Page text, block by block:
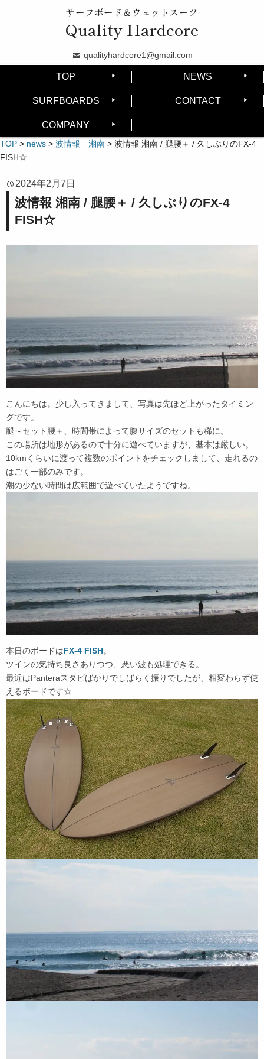
サーフボード＆ウェットスーツ
Quality Hardcore
qualityhardcore1@gmail.com
TOP NEWS
SURFBOARDS CONTACT
COMPANY
TOP > news > 波情報 湘南 > 波情報 湘南 / 腿腰＋ / 久しぶりのFX-4
FISH☆
2024年2月7日
波情報 湘南 / 腿腰＋ / 久しぶりのFX-4
FISH☆
こんにちは。少し入ってきまして、写真は先ほど上がったタイミン
グです。
腿～セット腰＋、時間帯によって腹サイズのセットも稀に。
この場所は地形があるので十分に遊べていますが、基本は厳しい。
10kmくらいに渡って複数のポイントをチェックしまして、走れるの
はごく一部のみです。
潮の少ない時間は広範囲で遊べていたようですね。
本日のボードはFX-4 FISH。
ツインの気持ち良さありつつ、悪い波も処理できる。
最近はPanteraスタビばかりでしばらく振りでしたが、相変わらず使
えるボードです☆